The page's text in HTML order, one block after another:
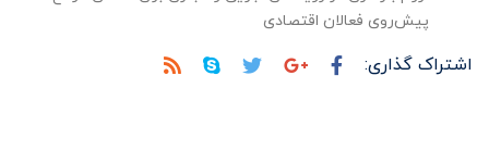
پیش‌روی فعالان اقتصادی
اشتراک گذاری: